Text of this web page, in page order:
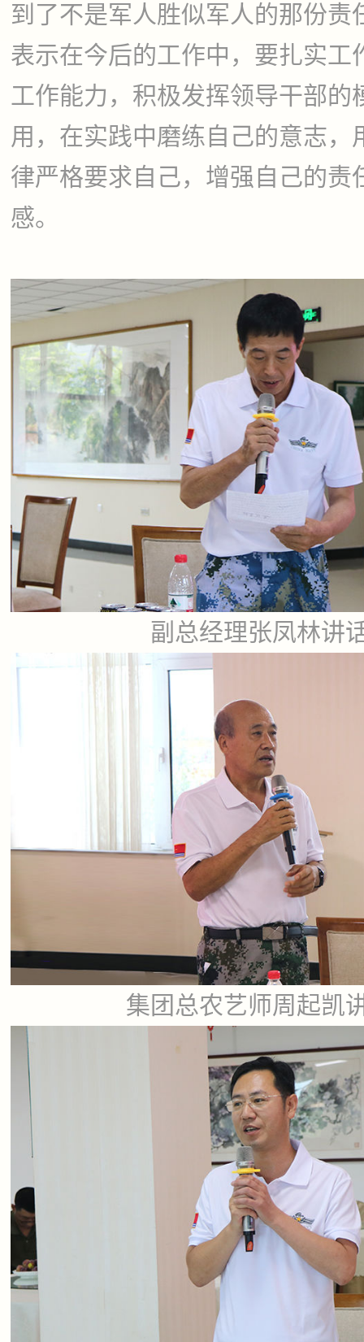
到了不是军人胜似军人的那份责
表示在今后的工作中，要扎实工
工作能力，积极发挥领导干部的
用，在实践中磨练自己的意志，
律严格要求自己，增强自己的责
感。
副总经理张凤林讲
集团总农艺师周起凯